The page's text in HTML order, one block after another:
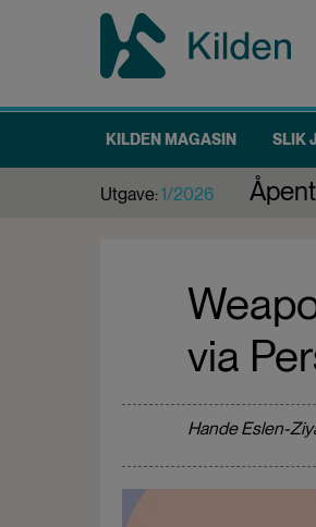
Main
navigation
KILDEN MAGASIN SLIK
Utgave:1/2026
via
Hande Eslen-